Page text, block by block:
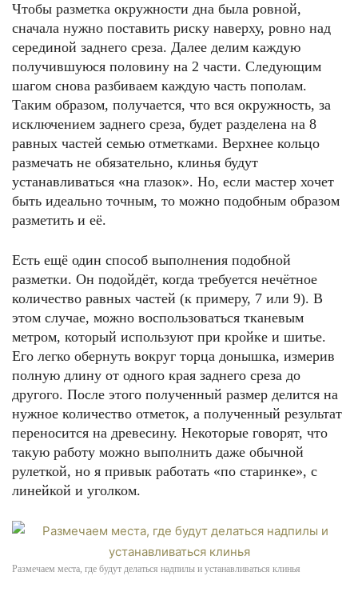
Чтобы разметка окружности дна была ровной,
сначала нужно поставить риску наверху, ровно над
серединой заднего среза. Далее делим каждую
получившуюся половину на 2 части. Следующим
шагом снова разбиваем каждую часть пополам.
Таким образом, получается, что вся окружность, за
исключением заднего среза, будет разделена на 8
равных частей семью отметками. Верхнее кольцо
размечать не обязательно, клинья будут
устанавливаться «на глазок». Но, если мастер хочет
быть идеально точным, то можно подобным образом
разметить и её.
Есть ещё один способ выполнения подобной
разметки. Он подойдёт, когда требуется нечётное
количество равных частей (к примеру, 7 или 9). В
этом случае, можно воспользоваться тканевым
метром, который используют при кройке и шитье.
Его легко обернуть вокруг торца донышка, измерив
полную длину от одного края заднего среза до
другого. После этого полученный размер делится на
нужное количество отметок, а полученный результат
переносится на древесину. Некоторые говорят, что
такую работу можно выполнить даже обычной
рулеткой, но я привык работать «по старинке», с
линейкой и уголком.
Размечаем места, где будут делаться надпилы и устанавливаться клинья